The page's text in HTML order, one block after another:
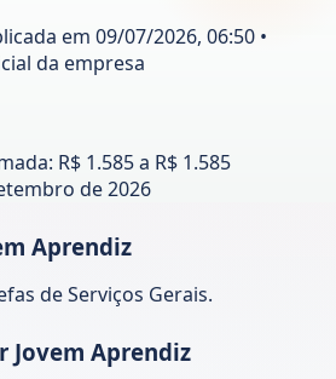
em 09/07/2026, 06:50 •
da empresa
R$ 1.585 a R$ 1.585
de 2026
Aprendiz
de Serviços Gerais.
Jovem Aprendiz